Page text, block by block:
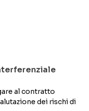
al contratto
dei rischi di